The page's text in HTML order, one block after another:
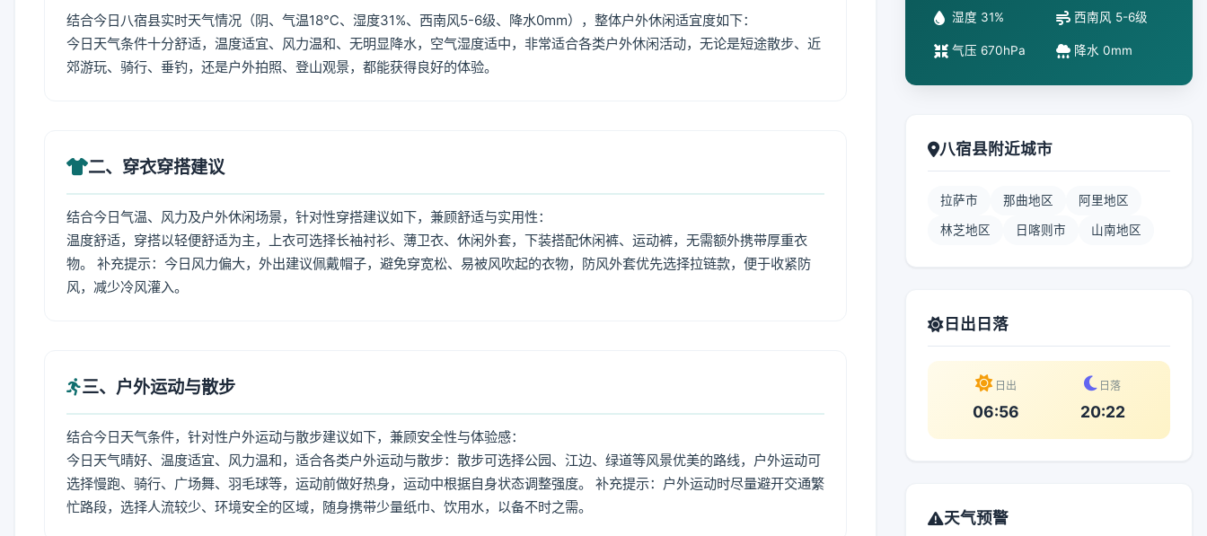
结合今日八宿县实时天气情况（阴、气温18℃、湿度31%、西南风5-6级、降水0mm），整体户外休闲适宜度如下：
今日天气条件十分舒适，温度适宜、风力温和、无明显降水，空气湿度适中，非常适合各类户外休闲活动，无论是短途散步、近
郊游玩、骑行、垂钓，还是户外拍照、登山观景，都能获得良好的体验。
二、穿衣穿搭建议
结合今日气温、风力及户外休闲场景，针对性穿搭建议如下，兼顾舒适与实用性：
温度舒适，穿搭以轻便舒适为主，上衣可选择长袖衬衫、薄卫衣、休闲外套，下装搭配休闲裤、运动裤，无需额外携带厚重衣
物。 补充提示：今日风力偏大，外出建议佩戴帽子，避免穿宽松、易被风吹起的衣物，防风外套优先选择拉链款，便于收紧防
风，减少冷风灌入。
三、户外运动与散步
结合今日天气条件，针对性户外运动与散步建议如下，兼顾安全性与体验感：
今日天气晴好、温度适宜、风力温和，适合各类户外运动与散步：散步可选择公园、江边、绿道等风景优美的路线，户外运动可
选择慢跑、骑行、广场舞、羽毛球等，运动前做好热身，运动中根据自身状态调整强度。 补充提示：户外运动时尽量避开交通繁
忙路段，选择人流较少、环境安全的区域，随身携带少量纸巾、饮用水，以备不时之需。
湿度 31% 西南风 5-6级
气压 670hPa 降水 0mm
八宿县附近城市
拉萨市 那曲地区 阿里地区
林芝地区 日喀则市 山南地区
日出日落
日出
06:56
日落
20:22
天气预警